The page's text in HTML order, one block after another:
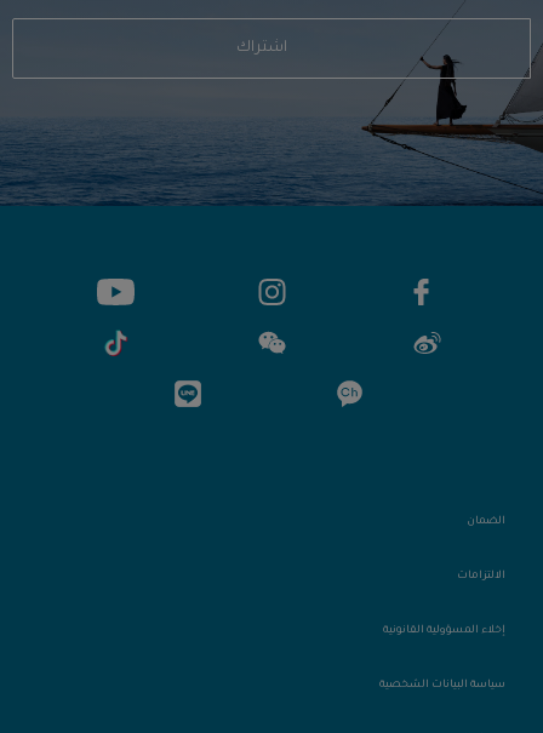
اشتراك
الضمان
الالتزامات
إخلاء المسؤولية القانونية
سياسة البيانات الشخصية